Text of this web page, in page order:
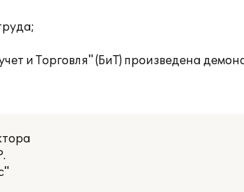
и Торговля" (БиТ) произведена